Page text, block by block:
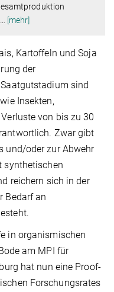
[mehr]
Kartoffeln und Soja
der
sind
Insekten,
von bis zu 30
Zwar gibt
und/oder zur Abwehr
synthetischen
reichern sich in der
Bedarf an
in organismischen
am MPI für
hat nun eine Proof-
Forschungsrates